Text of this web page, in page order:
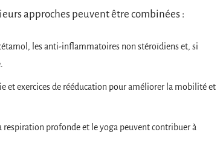
approches peuvent être combinées :
les anti-inflammatoires non stéroïdiens et, si
et exercices de rééducation pour améliorer la mobilité et
respiration profonde et le yoga peuvent contribuer à